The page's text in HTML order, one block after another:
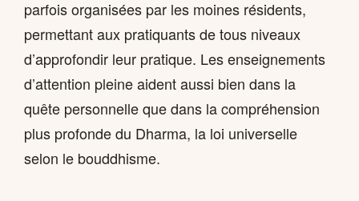
parfois organisées par les moines résidents,
permettant aux pratiquants de tous niveaux
d’approfondir leur pratique. Les enseignements
d’attention pleine aident aussi bien dans la
quête personnelle que dans la compréhension
plus profonde du Dharma, la loi universelle
selon le bouddhisme.